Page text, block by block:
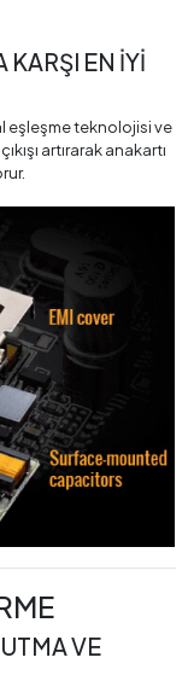
EN İYİ
eşleşme teknolojisi ve
artırarak anakartı
VE